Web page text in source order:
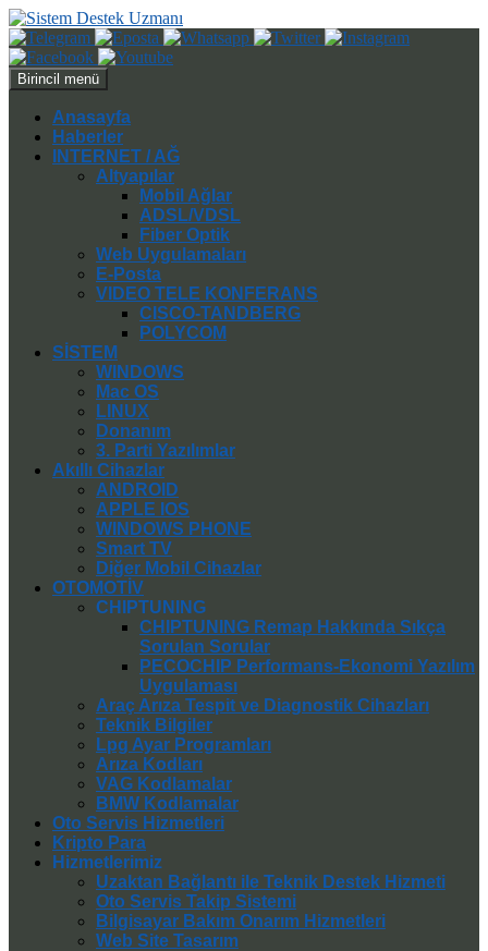
Ara
Birincil menü
atla
Anasayfa
Haberler
INTERNET / AĞ
Altyapılar
Mobil Ağlar
ADSL/VDSL
Fiber Optik
Web Uygulamaları
E-Posta
VIDEO TELE KONFERANS
CISCO-TANDBERG
POLYCOM
SİSTEM
WINDOWS
Mac OS
LINUX
Donanım
3. Parti Yazılımlar
Akıllı Cihazlar
ANDROID
APPLE IOS
WINDOWS PHONE
Smart TV
Diğer Mobil Cihazlar
OTOMOTİV
CHIPTUNING
CHIPTUNING Remap Hakkında Sıkça
Sorulan Sorular
PECOCHIP Performans-Ekonomi Yazılım
Uygulaması
Araç Arıza Tespit ve Diagnostik Cihazları
Teknik Bilgiler
Lpg Ayar Programları
Arıza Kodları
VAG Kodlamalar
BMW Kodlamalar
Oto Servis Hizmetleri
Kripto Para
Hizmetlerimiz
Uzaktan Bağlantı ile Teknik Destek Hizmeti
Oto Servis Takip Sistemi
Bilgisayar Bakım Onarım Hizmetleri
Web Site Tasarım